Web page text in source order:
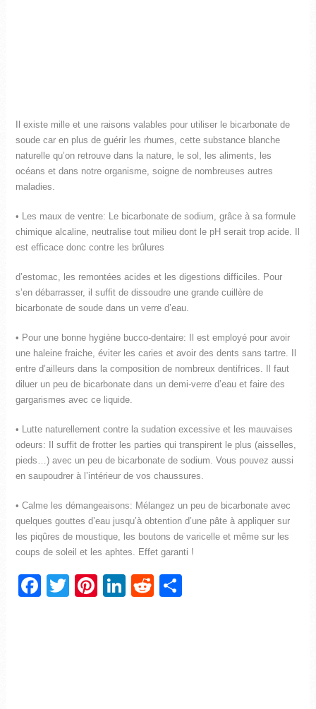
Il existe mille et une raisons valables pour utiliser le bicarbonate de
soude car en plus de guérir les rhumes, cette substance blanche
naturelle qu’on retrouve dans la nature, le sol, les aliments, les
océans et dans notre organisme, soigne de nombreuses autres
maladies.
• Les maux de ventre: Le bicarbonate de sodium, grâce à sa formule
chimique alcaline, neutralise tout milieu dont le pH serait trop acide. Il
est efficace donc contre les brûlures
d’estomac, les remontées acides et les digestions difficiles. Pour
s’en débarrasser, il suffit de dissoudre une grande cuillère de
bicarbonate de soude dans un verre d’eau.
• Pour une bonne hygiène bucco-dentaire: Il est employé pour avoir
une haleine fraiche, éviter les caries et avoir des dents sans tartre. Il
entre d’ailleurs dans la composition de nombreux dentifrices. Il faut
diluer un peu de bicarbonate dans un demi-verre d’eau et faire des
gargarismes avec ce liquide.
• Lutte naturellement contre la sudation excessive et les mauvaises
odeurs: Il suffit de frotter les parties qui transpirent le plus (aisselles,
pieds…) avec un peu de bicarbonate de sodium. Vous pouvez aussi
en saupoudrer à l’intérieur de vos chaussures.
• Calme les démangeaisons: Mélangez un peu de bicarbonate avec
quelques gouttes d’eau jusqu’à obtention d’une pâte à appliquer sur
les piqûres de moustique, les boutons de varicelle et même sur les
coups de soleil et les aphtes. Effet garanti !
Facebook
TwitterPinterest
LinkedIn
Reddit